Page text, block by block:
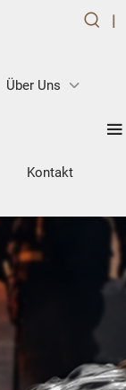
|
Über Uns
Kontakt